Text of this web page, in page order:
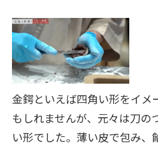
金鍔といえば四角い形をイメ
もしれませんが、元々は刀の
い形でした。薄い皮で包み、